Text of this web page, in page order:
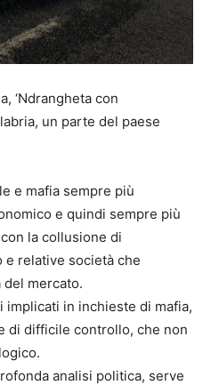
‘Ndrangheta con
un parte del paese
e mafia sempre più
e quindi sempre più
la collusione di
relative società che
mercato.
in inchieste di mafia,
di difficile controllo, che non
analisi politica, serve